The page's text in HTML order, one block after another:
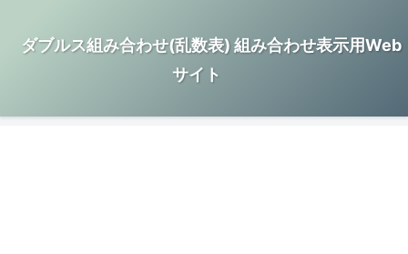
ダブルス組み合わせ(乱数表) 組み合わせ表示用Web
サイト